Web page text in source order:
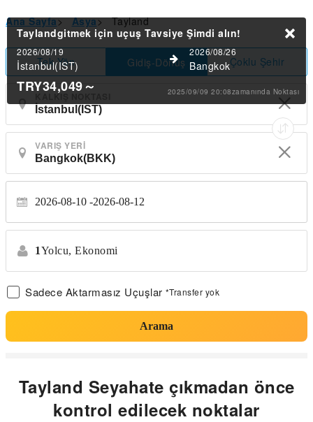
Ana Sayfa> Asya> Tayland
Tek Yön Gidiş-Dönüş Çoklu Şehir
KALKIŞ NOKTASI
VARIŞ YERI
2026-08-10 2026-08-12
1Yolcu, Ekonomi
Sadece Aktarmasız Uçuşlar *Transfer yok
Arama
Taylandgitmek için uçuş Tavsiye Şimdi alın!
2026/08/19
İstanbul(IST)
2026/08/26
Bangkok
TRY34,049～ 2025/09/09 20:08zamanında Noktası
Tayland Seyahate çıkmadan önce
kontrol edilecek noktalar